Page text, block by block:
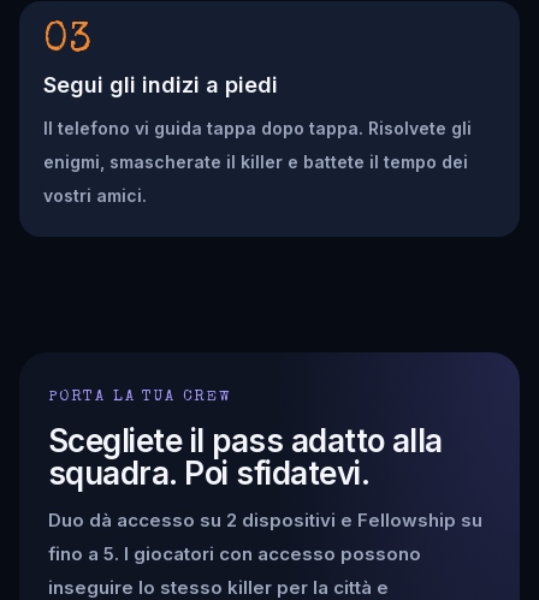
03
Segui gli indizi a piedi
Il telefono vi guida tappa dopo tappa. Risolvete gli
enigmi, smascherate il killer e battete il tempo dei
vostri amici.
PORTA LA TUA CREW
Scegliete il pass adatto alla
squadra. Poi sfidatevi.
Duo dà accesso su 2 dispositivi e Fellowship su
fino a 5. I giocatori con accesso possono
inseguire lo stesso killer per la città e